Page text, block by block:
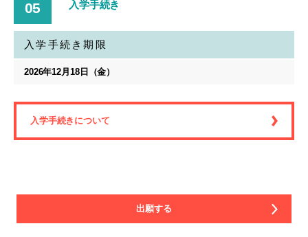
05 入学手続き
入学手続き期限
2026年12月18日（金）
入学手続きについて
出願する